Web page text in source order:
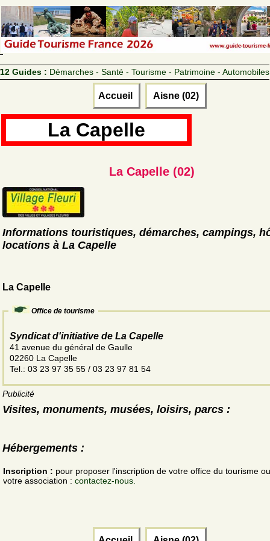
12 Guides : Démarches - Santé - Tourisme - Patrimoine - Automobiles
Accueil Aisne (02)
La Capelle
La Capelle (02)
Informations touristiques, démarches, campings,
locations à La Capelle
La Capelle
Office de tourisme
Syndicat d'initiative de La Capelle
41 avenue du général de Gaulle
02260 La Capelle
Tel.: 03 23 97 35 55 / 03 23 97 81 54
Publicité
Visites, monuments, musées, loisirs, parcs :
Hébergements :
Inscription : pour proposer l'inscription de votre office du tourisme
votre association : contactez-nous.